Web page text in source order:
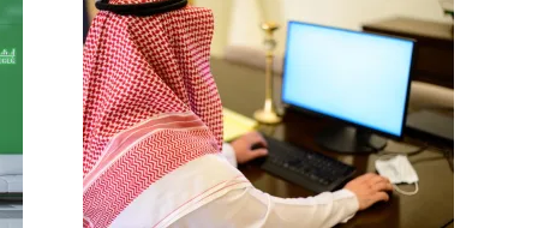
أغلى 10 عطور في العالم للرجال تمنحك فخامة
"بوجاتي ميسترال" الاستثنائية للبيع في
مزاد مونتيري
2026-07-23